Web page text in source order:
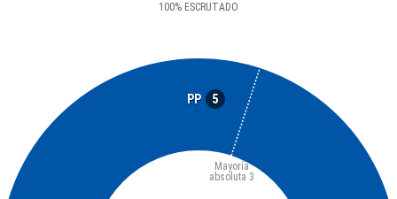
100% ESCRUTADO
PP 5
Mayoría
absoluta 3